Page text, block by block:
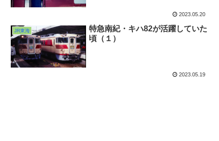
2023.05.20
JR東海
特急南紀・キハ82が活躍していた
頃（１）
2023.05.19